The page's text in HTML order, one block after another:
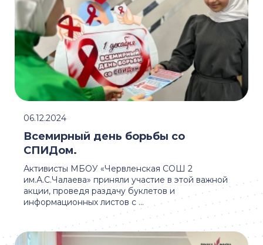
Активисты МБОУ «Червленская СОШ 2
им.А.С.Чалаева» приняли участие в этой важной
акции, проведя раздачу буклетов и
информационных листов с ...
Всемирный день борьбы со
СПИДом.
06.12.2024